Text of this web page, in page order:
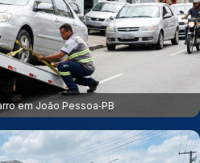
em João Pessoa‑PB